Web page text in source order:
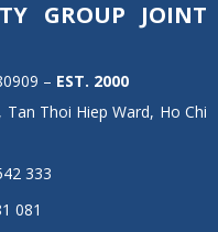
GROUP JOINT
– EST. 2000
Tan Thoi Hiep Ward, Ho Chi
333
081